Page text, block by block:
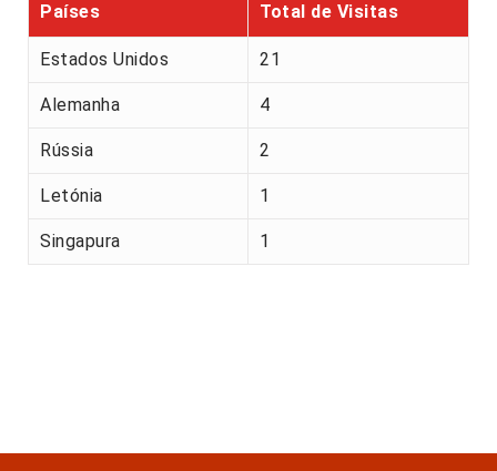
Países
Total de Visitas
Estados Unidos 21
Alemanha 4
Rússia 2
Letónia 1
Singapura 1